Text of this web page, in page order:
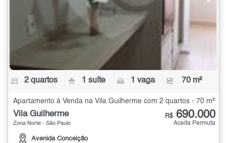
2 quartos 1 suíte 1 vaga 70 m²
Apartamento à Venda na Vila Guilherme com 2 quartos - 70 m²
Vila Guilherme
Zona Norte - São Paulo
Avenida Conceição
R$ 690.000
Aceita Permuta